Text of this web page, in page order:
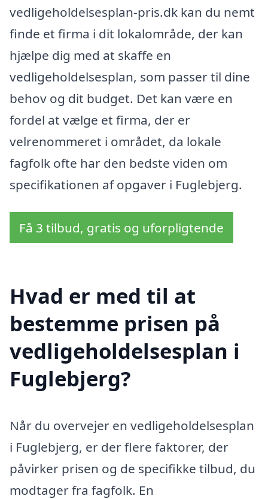
vedligeholdelsesplan-pris.dk kan du nemt
finde et firma i dit lokalområde, der kan
hjælpe dig med at skaffe en
vedligeholdelsesplan, som passer til dine
behov og dit budget. Det kan være en
fordel at vælge et firma, der er
velrenommeret i området, da lokale
fagfolk ofte har den bedste viden om
specifikationen af opgaver i Fuglebjerg.
Få 3 tilbud, gratis og uforpligtende
Hvad er med til at
bestemme prisen på
vedligeholdelsesplan i
Fuglebjerg?
Når du overvejer en vedligeholdelsesplan
i Fuglebjerg, er der flere faktorer, der
påvirker prisen og de specifikke tilbud, du
modtager fra fagfolk. En